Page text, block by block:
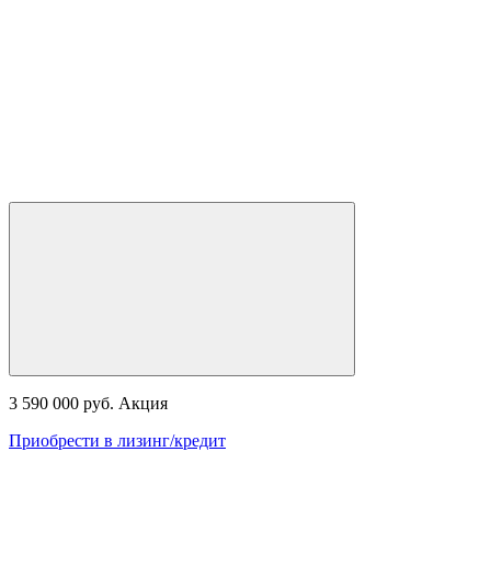
3 590 000 руб. Акция
Приобрести в лизинг/кредит